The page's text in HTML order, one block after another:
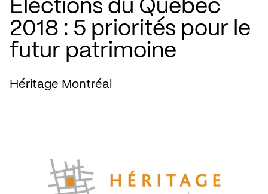
Élections du Québec
2018 : 5 priorités pour le
futur patrimoine
Héritage Montréal